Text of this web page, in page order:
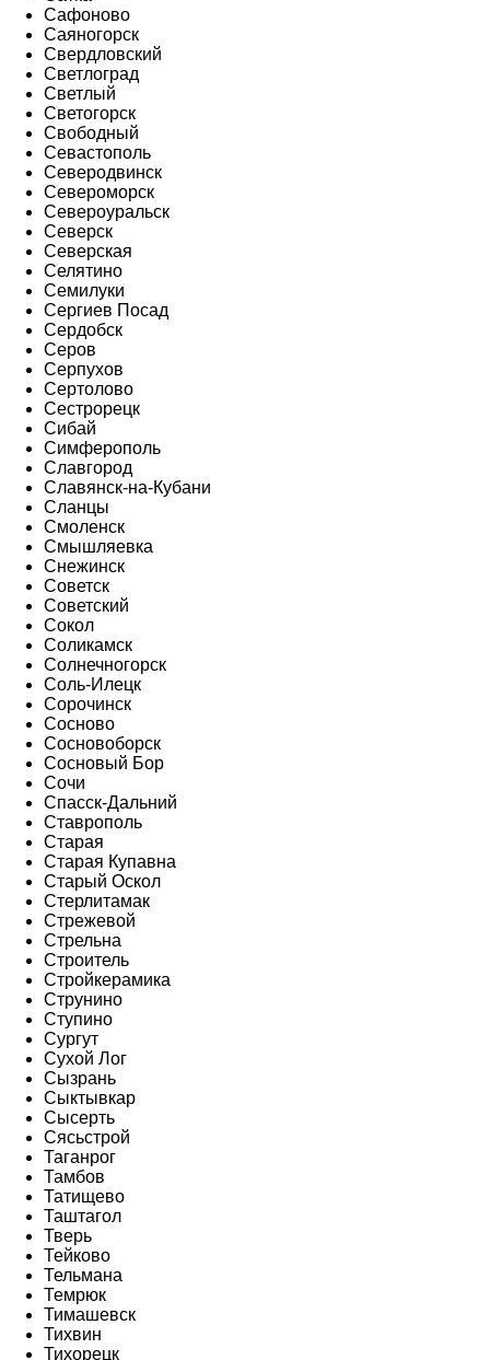
Сафоново
Саяногорск
Свердловский
Светлоград
Светлый
Светогорск
Свободный
Севастополь
Северодвинск
Североморск
Североуральск
Северск
Северская
Селятино
Семилуки
Сергиев Посад
Сердобск
Серов
Серпухов
Сертолово
Сестрорецк
Сибай
Симферополь
Славгород
Славянск-на-Кубани
Сланцы
Смоленск
Смышляевка
Снежинск
Советск
Советский
Сокол
Соликамск
Солнечногорск
Соль-Илецк
Сорочинск
Сосново
Сосновоборск
Сосновый Бор
Сочи
Спасск-Дальний
Ставрополь
Старая
Старая Купавна
Старый Оскол
Стерлитамак
Стрежевой
Стрельна
Строитель
Стройкерамика
Струнино
Ступино
Сургут
Сухой Лог
Сызрань
Сыктывкар
Сысерть
Сясьстрой
Таганрог
Тамбов
Татищево
Таштагол
Тверь
Тейково
Тельмана
Темрюк
Тимашевск
Тихвин
Тихорецк